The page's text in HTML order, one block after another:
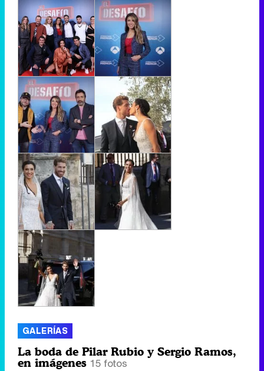
GALERÍAS
La boda de Pilar Rubio y Sergio Ramos,
en imágenes 15 fotos